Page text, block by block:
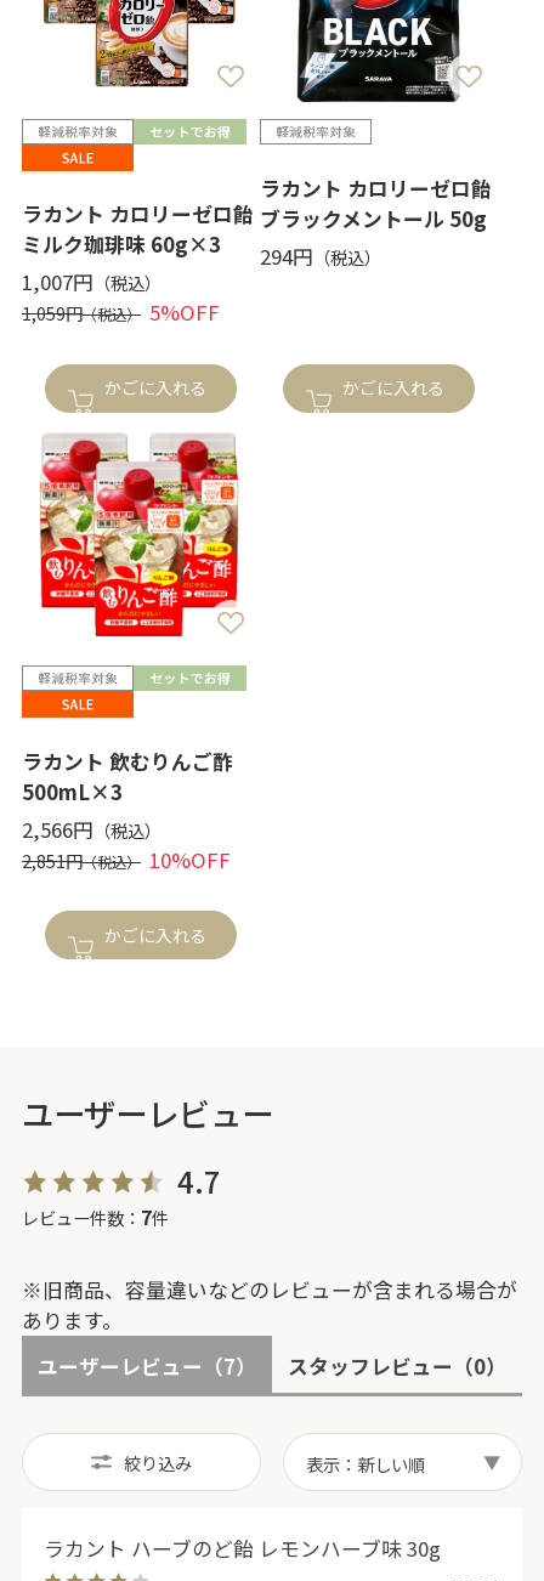
ラカント カロリーゼロ飴
ミルク珈琲味 60g×3
1,007円
1,059円 5%OFF
かごに入れる
ラカント カロリーゼロ飴
ブラックメントール 50g
294円
かごに入れる
ラカント 飲むりんご酢
500mL×3
2,566円
2,851円 10%OFF
かごに入れる
ユーザーレビュー
4.7
レビュー件数： 7件
※旧商品、容量違いなどのレビューが含まれる場合が
あります。
ユーザーレビュー （7） スタッフレビュー （0）
絞り込み 表示：新しい順
ラカント ハーブのど飴 レモンハーブ味 30g